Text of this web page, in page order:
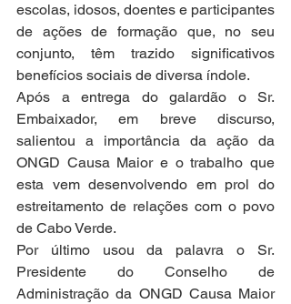
escolas, idosos, doentes e participantes
de ações de formação que, no seu
conjunto, têm trazido significativos
benefícios sociais de diversa índole.
Após a entrega do galardão o Sr.
Embaixador, em breve discurso,
salientou a importância da ação da
ONGD Causa Maior e o trabalho que
esta vem desenvolvendo em prol do
estreitamento de relações com o povo
de Cabo Verde.
Por último usou da palavra o Sr.
Presidente do Conselho de
Administração da ONGD Causa Maior